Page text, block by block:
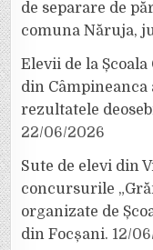
de separare de
comuna Năruja,
Elevii de la
din
rezultatele
22/06/2026
Sute de elevi din
concursurile
organizate de
din Focșani. 12/